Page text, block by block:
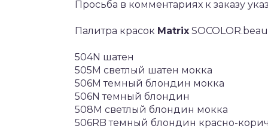
Просьба в комментариях к заказу
Палитра красок Matrix
504N шатен
505M светлый шатен мокка
506M темный блондин мокка
506N темный блондин
508M светлый блондин мокка
506RB темный блондин красно-